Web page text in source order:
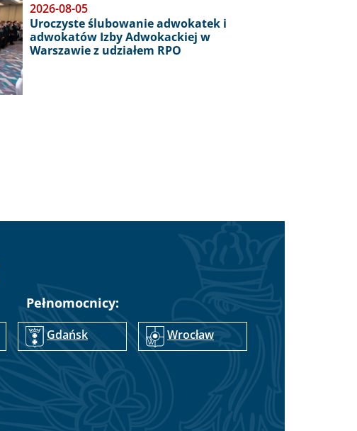
2026-08-05
Uroczyste ślubowanie adwokatek i
adwokatów Izby Adwokackiej w
Warszawie z udziałem RPO
Pełnomocnicy:
Gdańsk Wrocław